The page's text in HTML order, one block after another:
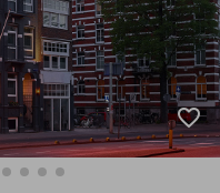
favorite_border